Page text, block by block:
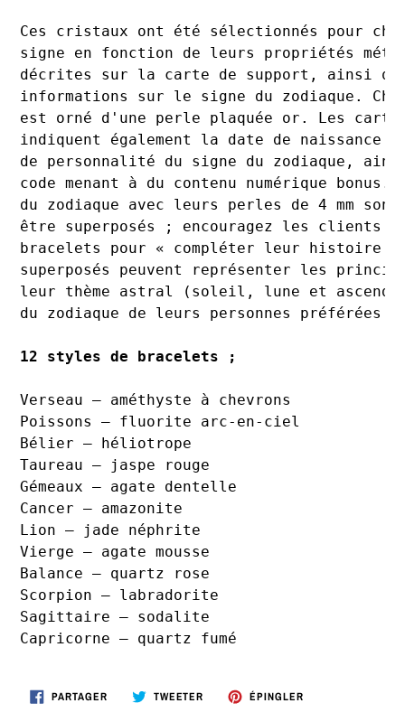
votre
panier
Ces cristaux ont été sélectionnés pour
signe en fonction de leurs propriétés
décrites sur la carte de support, ainsi
informations sur le signe du zodiaque.
est orné d'une perle plaquée or. Les
indiquent également la date de
de personnalité du signe du zodiaque,
code menant à du contenu numérique
du zodiaque avec leurs perles de 4 mm
être superposés ; encouragez les clients
bracelets pour « compléter leur histoire
superposés peuvent représenter les
leur thème astral (soleil, lune et
du zodiaque de leurs personnes préférées !
12 styles de bracelets ;
Verseau – améthyste à chevrons
Poissons – fluorite arc-en-ciel
Bélier – héliotrope
Taureau – jaspe rouge
Gémeaux – agate dentelle
Cancer – amazonite
Lion – jade néphrite
Vierge – agate mousse
Balance – quartz rose
Scorpion – labradorite
Sagittaire – sodalite
Capricorne – quartz fumé
PARTAGERPARTAGER
SUR
TWEETER TWEETERÉPINGLER